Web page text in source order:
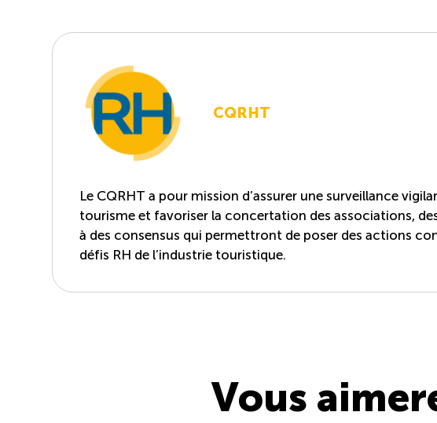
CQRHT
Le CQRHT a pour mission d’assurer une surveillance
tourisme et favoriser la concertation des associations,
à des consensus qui permettront de poser des actions
défis RH de l’industrie touristique.
Vous